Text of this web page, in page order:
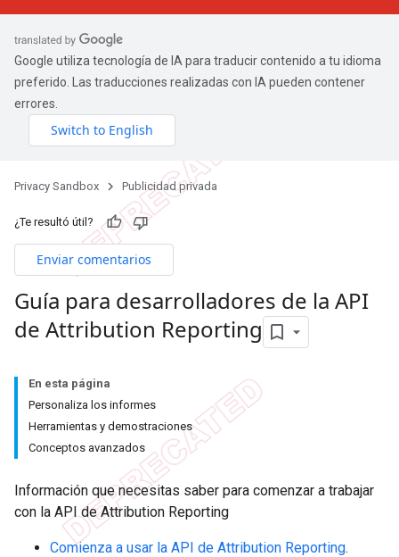
Google utiliza tecnología de IA para traducir contenido a tu idioma
preferido. Las traducciones realizadas con IA pueden contener
errores.
Privacy Sandbox Publicidad privada
¿Te resultó útil?
Enviar comentarios
Guía para desarrolladores de la API
de Attribution Reporting
En esta página
Personaliza los informes
Herramientas y demostraciones
Conceptos avanzados
Información que necesitas saber para comenzar a trabajar
con la API de Attribution Reporting
Comienza a usar la API de Attribution Reporting.